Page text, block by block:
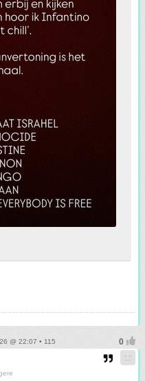
@ 22:07 • 115